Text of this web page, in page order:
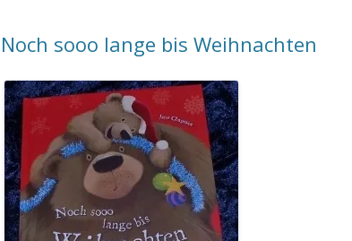
Noch sooo lange bis Weihnachten